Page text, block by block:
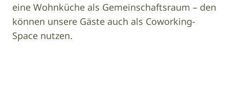
eine Wohnküche als Gemeinschaftsraum – den
können unsere Gäste auch als Coworking-
Space nutzen.